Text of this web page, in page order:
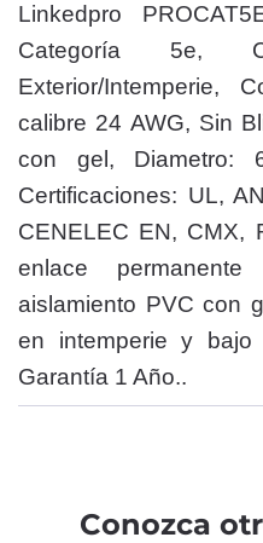
Linkedpro
Categoría 5e,
Exterior/Intemperie,
calibre 24 AWG, Sin
con gel, Diametro:
Certificaciones: UL,
CENELEC EN, CMX,
enlace
aislamiento PVC con
en intemperie y
Garantía 1 Año..
Conozca